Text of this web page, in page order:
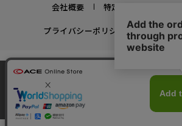
会社概要 特定商取引法に基づ
プライバシーポリシー 利用規約
かばんの総合メーカー、エース公式
スーツケースビジネスバッグ直営店ならではの豊富
充実のアフターサービス・豊富な品揃え・安心
当サイトでは、サイトの利便性向上のため
キー(Cookie)を使用しています。クッキーに
て詳細はこちら
最近、9人がこの